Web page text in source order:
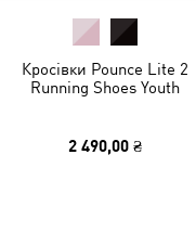
Кросівки Pounce Lite 2
Running Shoes Youth
2 490,00 ₴